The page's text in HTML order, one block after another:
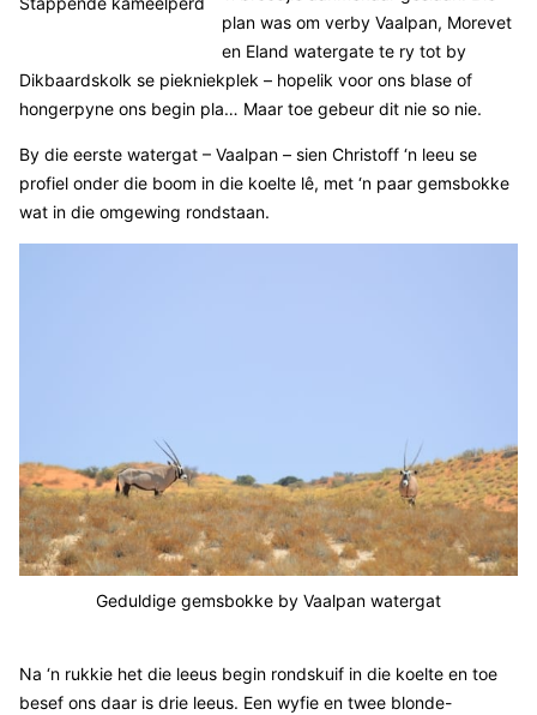
plan was om verby Vaalpan, Morevet
en Eland watergate te ry tot by
Dikbaardskolk se piekniekplek – hopelik voor ons blase of
hongerpyne ons begin pla… Maar toe gebeur dit nie so nie.
By die eerste watergat – Vaalpan – sien Christoff ‘n leeu se
profiel onder die boom in die koelte lê, met ‘n paar gemsbokke
wat in die omgewing rondstaan.
Geduldige gemsbokke by Vaalpan watergat
Na ‘n rukkie het die leeus begin rondskuif in die koelte en toe
besef ons daar is drie leeus. Een wyfie en twee blonde-